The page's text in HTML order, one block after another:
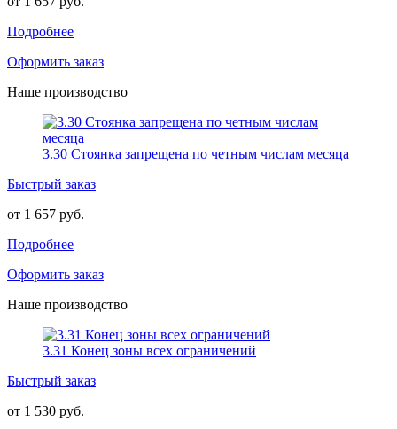
Подробнее
Оформить заказ
Наше производство
3.30 Стоянка запрещена по четным числам месяца
Быстрый заказ
от 1 657 руб.
Подробнее
Оформить заказ
Наше производство
3.31 Конец зоны всех ограничений
Быстрый заказ
от 1 530 руб.